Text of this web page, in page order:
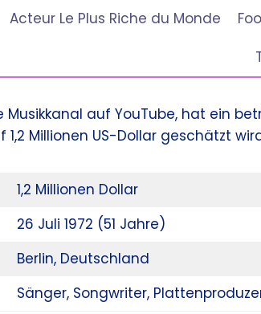
Acteur Le Plus Riche du Monde
auf YouTube, hat ein
Millionen US-Dollar geschätzt
1,2 Millionen Dollar
26 Juli 1972 (51 Jahre)
Berlin, Deutschland
Sänger, Songwriter,